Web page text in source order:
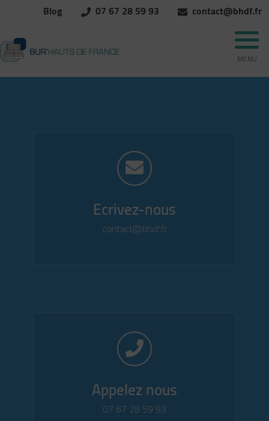
Blog 07 67 28 59 93 contact@bhdf.fr
MENU
Ecrivez-nous
contact@bhdf.fr
Appelez nous
07 67 28 59 93